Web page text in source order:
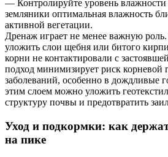
— Контролируйте уровень
земляники оптимальная влажность
активной вегетации.
Дренаж играет не менее важную
уложить слои щебня или битого
корни не контактировали с
подход минимизирует риск корневой
заболеваний, особенно в дождливые
этим слоем можно уложить
структуру почвы и предотвратить
Уход и подкормки: как
на пике